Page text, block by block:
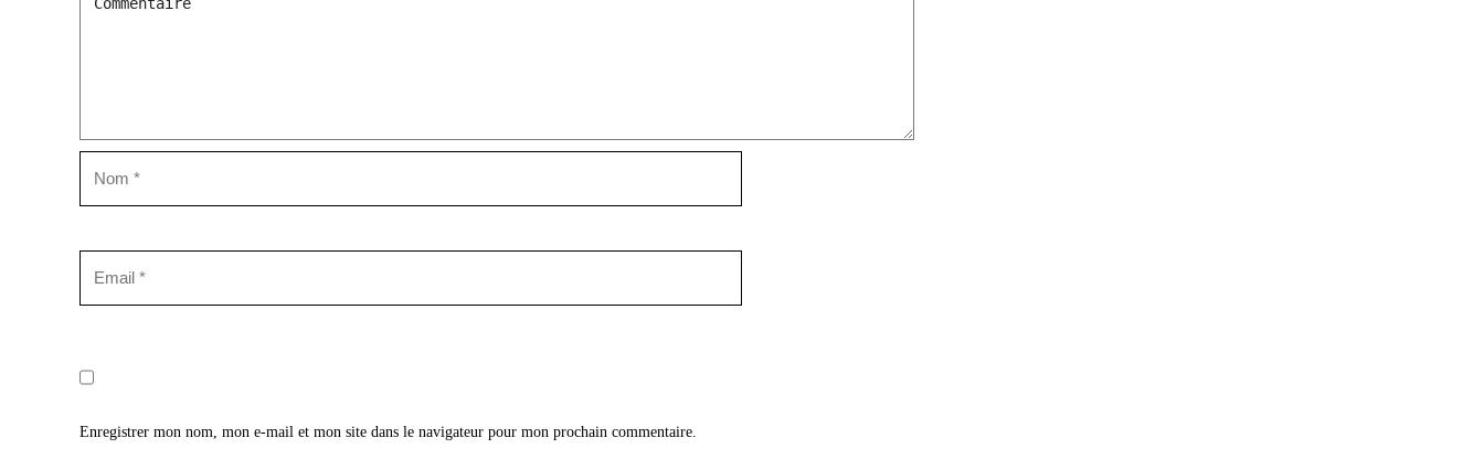
Enregistrer mon nom, mon e-mail et mon site dans le navigateur pour mon prochain commentaire.